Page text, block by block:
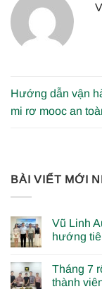
Hướng dẫn vận
mi rơ mooc an
BÀI VIẾT MỚI
Vũ Linh
hướng
Tháng 7
thành